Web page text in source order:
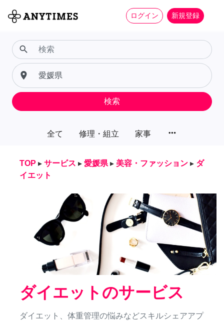
ログイン 新規登録
全て 修理・組立 家事 more_horiz
search
place
検索
TOP ▸ サービス ▸ 愛媛県 ▸ 美容・ファッション ▸ ダ
イエット
ダイエットのサービス
ダイエット、体重管理の悩みなどスキルシェアアプ